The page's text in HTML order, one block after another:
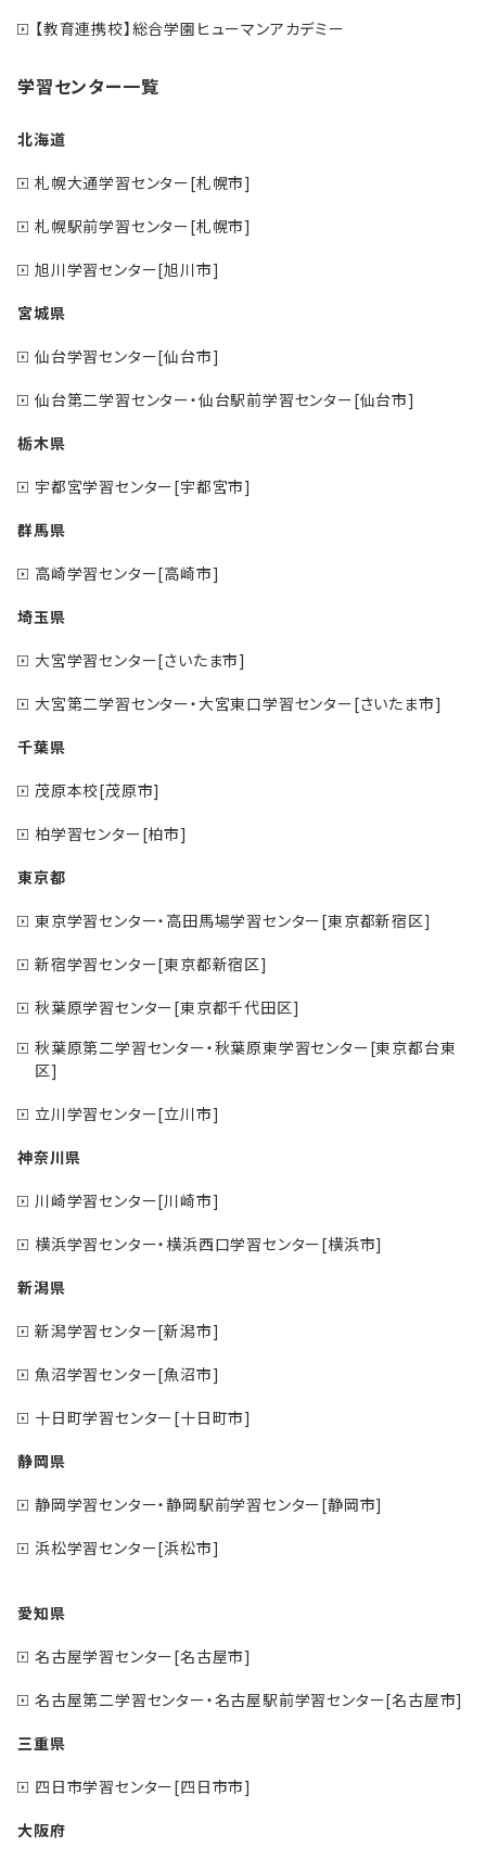
【教育連携校】総合学園ヒューマンアカデミー
学習センター一覧
北海道
札幌大通学習センター[札幌市]
札幌駅前学習センター[札幌市]
旭川学習センター[旭川市]
宮城県
仙台学習センター[仙台市]
仙台第二学習センター・仙台駅前学習センター[仙台市]
栃木県
宇都宮学習センター[宇都宮市]
群馬県
高崎学習センター[高崎市]
埼玉県
大宮学習センター[さいたま市]
大宮第二学習センター・大宮東口学習センター[さいたま市]
千葉県
茂原本校[茂原市]
柏学習センター[柏市]
東京都
東京学習センター・高田馬場学習センター[東京都新宿区]
新宿学習センター[東京都新宿区]
秋葉原学習センター[東京都千代田区]
秋葉原第二学習センター・秋葉原東学習センター[東京都台東
区]
立川学習センター[立川市]
神奈川県
川崎学習センター[川崎市]
横浜学習センター・横浜西口学習センター[横浜市]
新潟県
新潟学習センター[新潟市]
魚沼学習センター[魚沼市]
十日町学習センター[十日町市]
静岡県
静岡学習センター・静岡駅前学習センター[静岡市]
浜松学習センター[浜松市]
愛知県
名古屋学習センター[名古屋市]
名古屋第二学習センター・名古屋駅前学習センター[名古屋市]
三重県
四日市学習センター[四日市市]
大阪府